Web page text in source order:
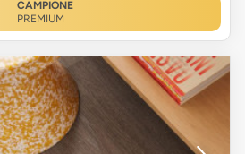
CAMPIONE
PREMIUM